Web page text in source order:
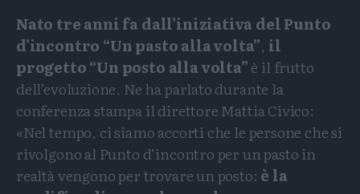
Nato tre anni fa dall’iniziativa del Punto
d’incontro “Un pasto alla volta”, il
progetto “Un posto alla volta”è il frutto
dell’evoluzione. Ne ha parlato durante la
conferenza stampa il direttore Mattia Civico:
«Nel tempo, ci siamo accorti che le persone che si
rivolgono al Punto d’incontro per un pasto in
realtà vengono per trovare un posto: è la